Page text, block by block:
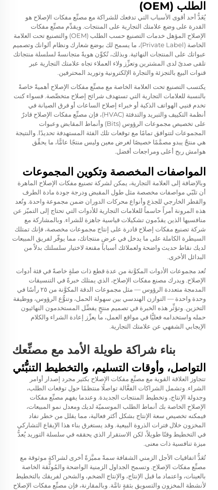
الطلب (OEM)
يُعَدُّ أحد أقوى الأسباب التي تدفعك للشراكة مع مصنِّع مفكات الإصلاح هو
القدرة على وضع علامتك التجارية على المنتجات. ويقدِّم مصنِّع مفكات
الإصلاح المؤهل خدمات التصنيع حسب الطلب (OEM) والتصنيع تحت العلامة
الخاصة (Private Label)، ما يسمح لك بوضع شعارك ونظام ألوانك وتصميم
عبواتك على المنتجات النهائية. وبذلك، تُكوِّن هويةً متجانسةً لسلسلة منتجاتك
تلقى صدىً لدى المشترين وتعزِّز ولاء العملاء تجاه علامتك التجارية عبر
قنوات البيع بالتجزئة والتجارة الإلكترونية وتوريد المحترفين.
يكتسب التصنيع تحت العلامة الخاصة مع مصنِّع مفكات الإصلاح أهميةً خاصةً
بالنسبة للعلامات التجارية التي تستهدف شرائح إصلاح متخصِّصة. فسواء كنت
تخدم فنيي الهواتف الذكية أو خبراء إصلاح الساعات أو فرق الصيانة في
أنظمة التكييف والتبريد والتدفئة (HVAC)، فإن مصنِّع مفكات الإصلاح قادرٌ
على تخصيص مجموعات الرؤوس (Bits) وأنماط المقابض وعبوات
المجموعات لتتوافق تمامًا مع توقعات تلك الفئة المستهدفة تحديدًا. والنتيجة
هي منتجٌ يبدو مصمَّمًا خصيصًا لغرض معين وليس منتجًا عامًّا، ما يحقِّق
هوامش ربح أعلى ومراجعات أفضل.
المواصفات المخصصة وتكوين المجموعات
وبالإضافة إلى العلامة التجارية، يمكن لشركة تصنيع مفكات الإصلاح الماهرة
أن تلبّي مواصفات مخصصة مثل طول المقبض ودرجة جودة مادة الطرف
والقطر الخارجي للجذع وأنواع محركات الدوران ضمن مجموعة واحدة. وتُعد
هذه المرونة أمراً حاسماً للعلامات التجارية للأدوات التي تحتاج إلى التميّز عن
منافسيها الذين يقدّمون تشكيلات قياسية جاهزة للشراء. وبالمشاركة مع
شركة تصنيع مفكات إصلاح قادرة على إنتاج مجموعات مخصصة، فإنك تمتلك
السيطرة الكاملة على ما يدخل في عرض منتجاتك، مما يوفّر لفريق المبيعات
لديك نقاط حديث واضحة ولعملائك أسباباً مقنعة لاختيار سلسلتك بدلاً من
البدائل الأخرى.
تُعد مجموعات الأدوات المكوَّنة من عدة قطع ذات صلةٍ خاصةً في فئة أدوات
الإصلاح. ويدرك مصنع مفكات الإصلاح، الذي يمتلك خبرةً في التنسيقات
المدمجة متعددة الرؤوس — مثل مجموعات الدقة المكوَّنة من ٢٥ رأسًا في
وحدة واحدة — التوازن الهندسي بين سهولة الحمل، وتنوُّع الرؤوس، ووظيفة
التخزين. وتؤثِّر هذه الخبرة في تصميم منتجٍ يفضِّل المستخدمون النهائيون
حمله واستخدامه فعليًّا في مواقع العمل، ما يعزِّز إعادة الشراء والكلام
الإيجابي الشفهي عن علامتك التجارية.
بناء شراكة طويلة الأمد مع مصنِّعك
التواصل، وأوقات التسليم، والتخطيط التنبُّئي
تتجاوز العلاقة القوية مع مصنِّع مفكات الإصلاح بكثير مجرد إصدار أوامر
الشراء. وتشمل الشراكات الفعَّالة تواصلًا منتظمًا حول توقعات الطلب،
وجدولة الإنتاج، وتخطيط المنتجات الجديدة. وعندما يفهم مصنِّع مفكات
الإصلاح الخاصة بك أنماط الطلب الموسميّة لديك ومعدل نمو المبيعات،
فيمكنه تخصيص سعة الإنتاج بشكل أكثر فعالية، مما يقلل من خطر نفاد
المخزون خلال فترات الذروة البيعية. وقد يستغرق بناء هذا الإيقاع التشاركي
في التخطيط وقتًا طويلاً، لكن الاستقرار الذي يحققه في سلسلة التوريد يُعدُّ
ميزة تنافسية ذات معنى.
تُعَدُّ اتفاقيات الأجل الزمني الشفافة سمةً مميَّزةً أخرى لشراكةٍ موثوقة مع
مصنِّع مفكات الإصلاح. وتسمح الجداول الزمنية الواضحة والمُوثَّقة الخاصة
بالعينات، واعتماد ما قبل الإنتاج، والإنتاج الضخم، والشحن لفريقك بالتخطيط
لأنشطة المخزون والتسويق بثقةٍ تامَّة. وبالمقارنة، فإن مصنِّع مفكات الإصلاح